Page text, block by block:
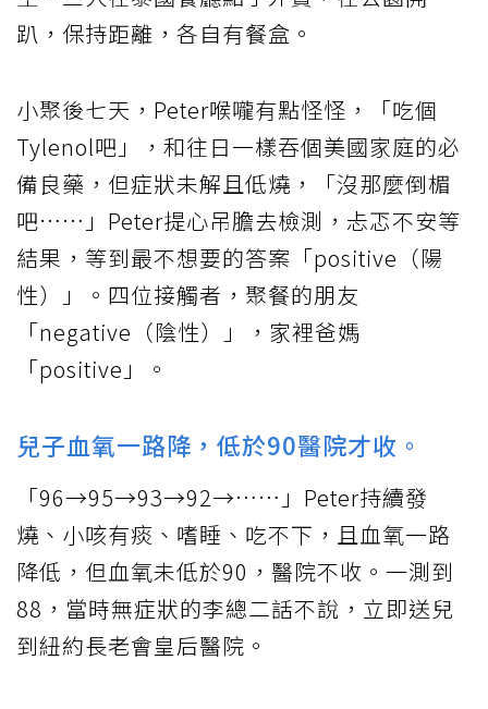
趴，保持距離，各自有餐盒。
小聚後七天，Peter喉嚨有點怪怪，「吃個
Tylenol吧」，和往日一樣吞個美國家庭的必
備良藥，但症狀未解且低燒，「沒那麼倒楣
吧……」Peter提心吊膽去檢測，忐忑不安等
結果，等到最不想要的答案「positive（陽
性）」。四位接觸者，聚餐的朋友
「negative（陰性）」，家裡爸媽
「positive」。
兒子血氧一路降，低於90醫院才收。
「96→95→93→92→……」Peter持續發
燒、小咳有痰、嗜睡、吃不下，且血氧一路
降低，但血氧未低於90，醫院不收。一測到
88，當時無症狀的李總二話不說，立即送兒
到紐約長老會皇后醫院。